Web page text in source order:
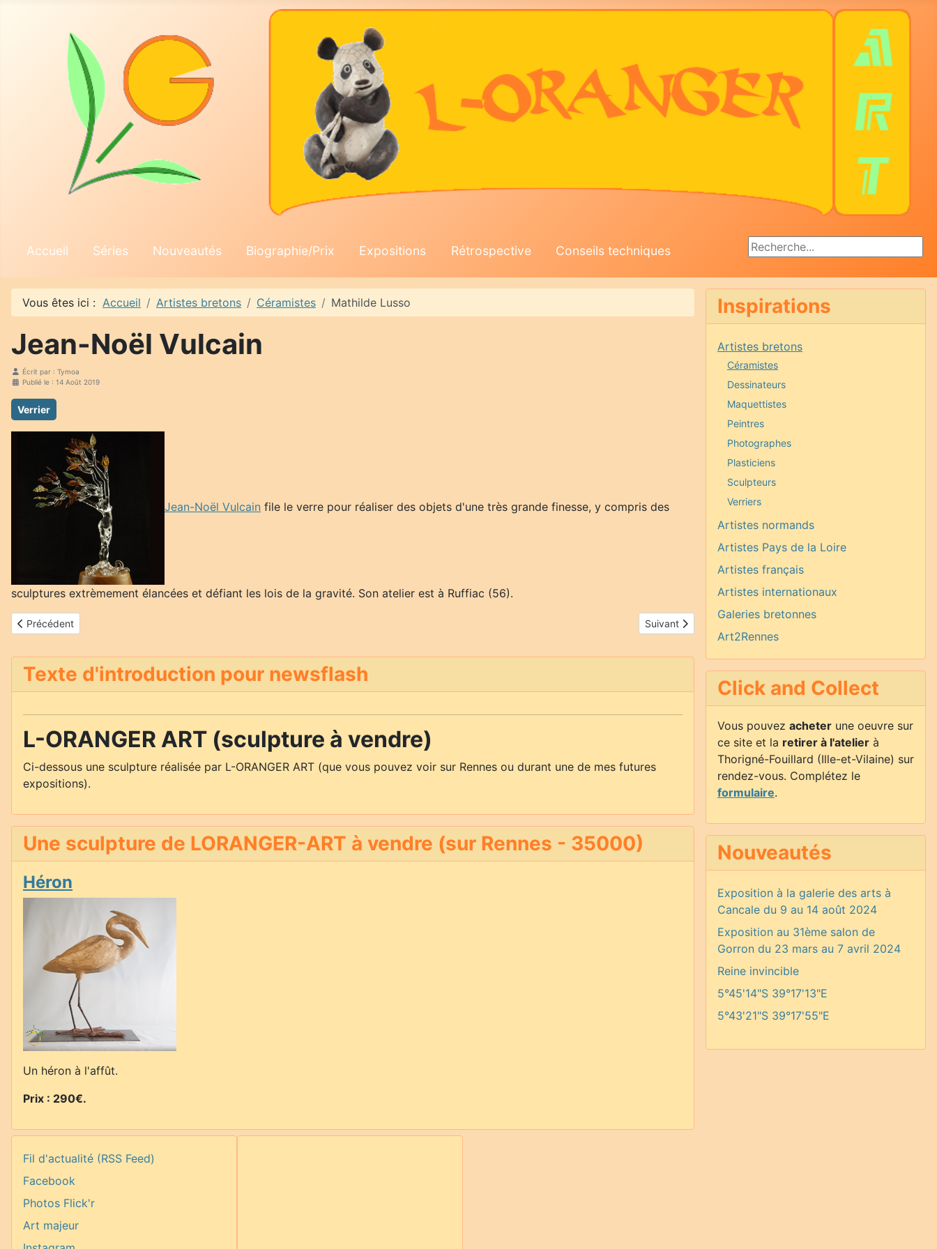
Accueil Séries Nouveautés Biographie/Prix Expositions Rétrospective Conseils techniques Rechercher
Vous êtes ici : Accueil Artistes bretons Céramistes Mathilde Lusso
Jean-Noël Vulcain
Écrit par : Tymoa
Publié le : 14 Août 2019
Verrier
Jean-Noël Vulcain file le verre pour réaliser des objets d'une très grande finesse, y compris des
sculptures extrèmement élancées et défiant les lois de la gravité. Son atelier est à Ruffiac (56).
Article précédent : Claire Briant
Précédent Article suivant : Nicole Seiler
Suivant
Texte d'introduction pour newsflash
L-ORANGER ART (sculpture à vendre)
Ci-dessous une sculpture réalisée par L-ORANGER ART (que vous pouvez voir sur Rennes ou durant une de mes futures
expositions).
Une sculpture de LORANGER-ART à vendre (sur Rennes - 35000)
Héron
Un héron à l'affût.
Prix : 290€.
Inspirations
Artistes bretons
Céramistes
Dessinateurs
Maquettistes
Peintres
Photographes
Plasticiens
Sculpteurs
Verriers
Artistes normands
Artistes Pays de la Loire
Artistes français
Artistes internationaux
Galeries bretonnes
Art2Rennes
Click and Collect
Vous pouvez acheter une oeuvre sur
ce site et la retirer à l'atelier à
Thorigné-Fouillard (Ille-et-Vilaine) sur
rendez-vous. Complétez le
formulaire.
Nouveautés
Exposition à la galerie des arts à
Cancale du 9 au 14 août 2024
Exposition au 31ème salon de
Gorron du 23 mars au 7 avril 2024
Reine invincible
5°45'14"S 39°17'13"E
5°43'21"S 39°17'55"E
Fil d'actualité (RSS Feed)
Facebook
Photos Flick'r
Art majeur